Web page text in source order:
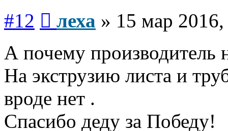
#12 леха » 15 мар
А почему производитель
На экструзию листа и
вроде нет .
Спасибо деду за Победу!